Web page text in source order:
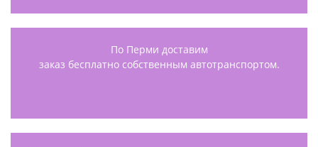
По Перми доставим
заказ бесплатно собственным автотранспортом.